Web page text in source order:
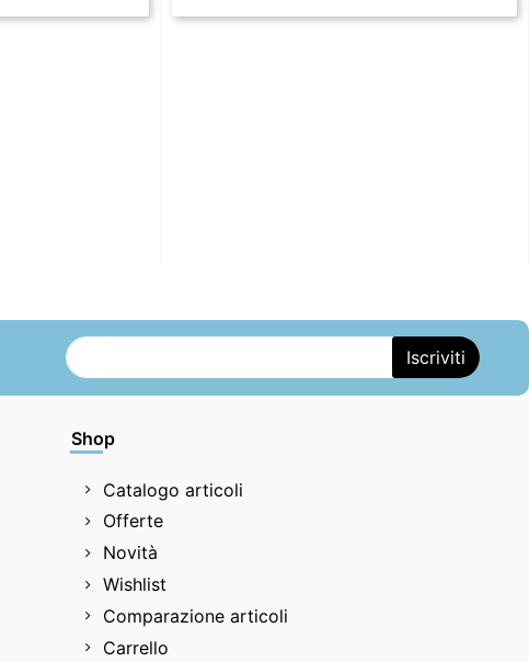
Shop
Catalogo articoli
Offerte
Novità
Wishlist
Comparazione articoli
Carrello